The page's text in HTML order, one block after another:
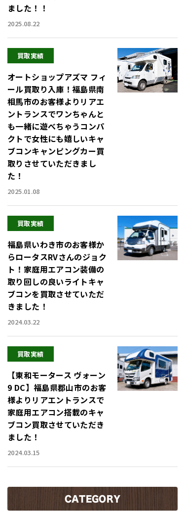
ました！！
2025.08.22
買取実績
オートショップアズマ フィ
ール買取り入庫！福島県南
相馬市のお客様よりリアエ
ントランスでワンちゃんと
も一緒に遊べちゃうコンパ
クトで女性にも嬉しいキャ
ブコンキャンピングカー買
取りさせていただきまし
た！
2025.01.08
買取実績
福島県いわき市のお客様か
らロータスRVさんのジョク
ト！家庭用エアコン装備の
取り回しの良いライトキャ
ブコンを買取させていただ
きました！
2024.03.22
買取実績
【東和モータース ヴォーン
9 DC】福島県郡山市のお客
様よりリアエントランスで
家庭用エアコン搭載のキャ
ブコン買取させていただき
ました！
2024.03.15
CATEGORY